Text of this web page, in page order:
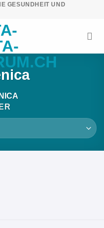
GESUNDHEIT UND